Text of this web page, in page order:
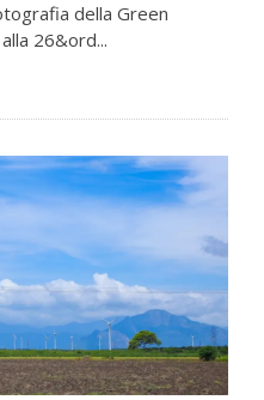
della Green
26&ord...